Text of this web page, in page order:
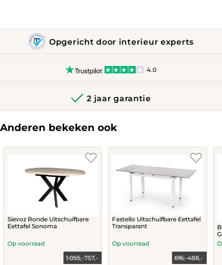
Opgericht door interieur experts
4.0
2 jaar garantie
Anderen bekeken ook
Sievoz Ronde Uitschuifbare
Eettafel Sonoma
757,-
Current
1.055,-
Original
Op voorraad
Fastello Uitschuifbare Eettafel
Transparant
488,-
Current
616,-
Original
Op voorraad